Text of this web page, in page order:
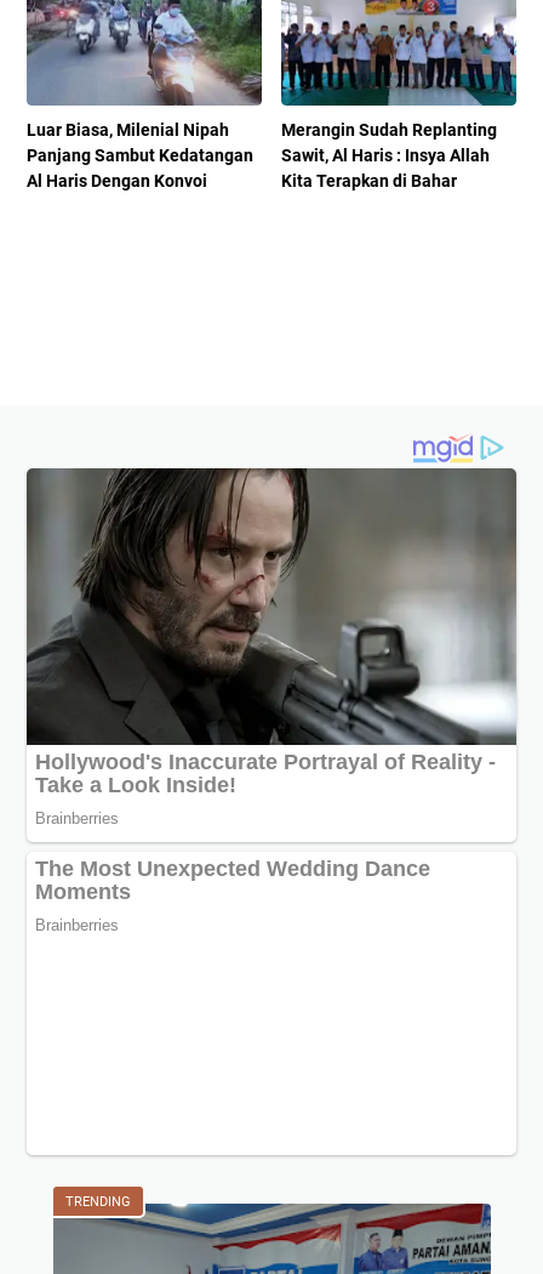
Luar Biasa, Milenial Nipah
Panjang Sambut Kedatangan
Al Haris Dengan Konvoi
Merangin Sudah Replanting
Sawit, Al Haris : Insya Allah
Kita Terapkan di Bahar
TRENDING